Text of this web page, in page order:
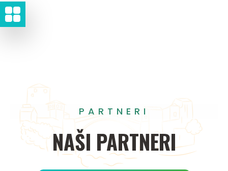
PARTNERI
NAŠI PARTNERI